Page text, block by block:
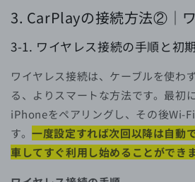
3. CarPlayの接続方法②｜
3-1. ワイヤレス接続の手順と初
ワイヤレス接続は、ケーブルを使わ
る、よりスマートな方法です。最初
iPhoneをペアリングし、その後Wi-
す。一度設定すれば次回以降は自動
車してすぐ利用し始めることができま